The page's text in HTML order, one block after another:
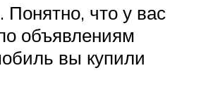
Понятно, что у вас
объявлениям
вы купили